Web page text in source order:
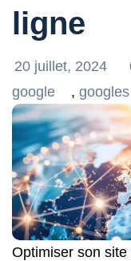
ligne
20 juillet, 2024
google
, googles
Optimiser son